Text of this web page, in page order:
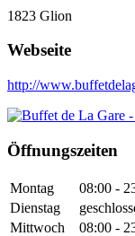
1823 Glion
Webseite
http://
Öffnungszeiten
Montag
08:00 -
Dienstag
Mittwoch
08:00 -